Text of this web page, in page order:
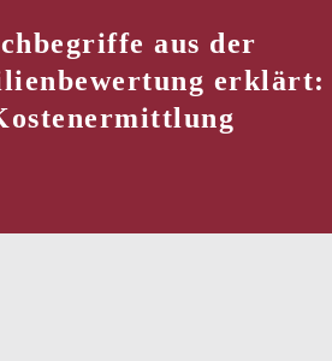
aus der
erklärt: